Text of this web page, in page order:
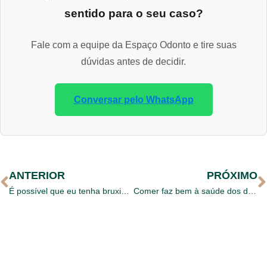
sentido para o seu caso?
Fale com a equipe da Espaço Odonto e tire suas
dúvidas antes de decidir.
Conversar pelo WhatsApp
ANTERIOR
É possível que eu tenha bruxismo?
PRÓXIMO
Comer faz bem à saúde dos dentes